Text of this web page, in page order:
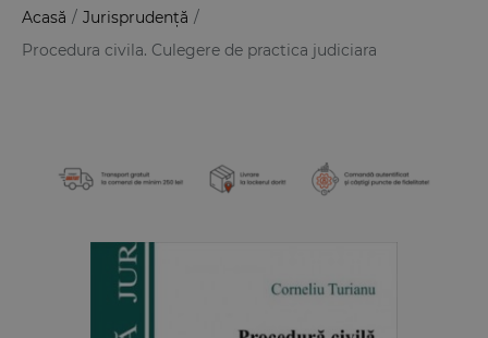
Acasă / Jurisprudență /
Procedura civila. Culegere de practica judiciara